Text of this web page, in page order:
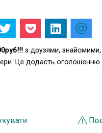
з друзями, знайомими,
Це додасть оголошенню